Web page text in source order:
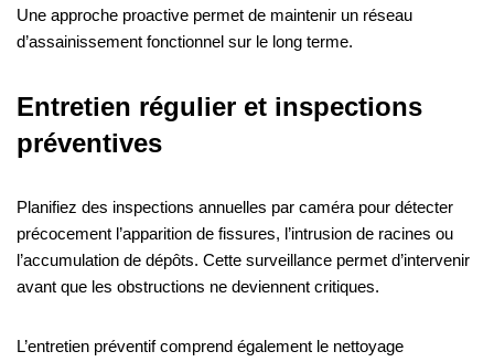
Une approche proactive permet de maintenir un réseau
d’assainissement fonctionnel sur le long terme.
Entretien régulier et inspections
préventives
Planifiez des inspections annuelles par caméra pour détecter
précocement l’apparition de fissures, l’intrusion de racines ou
l’accumulation de dépôts. Cette surveillance permet d’intervenir
avant que les obstructions ne deviennent critiques.
L’entretien préventif comprend également le nettoyage